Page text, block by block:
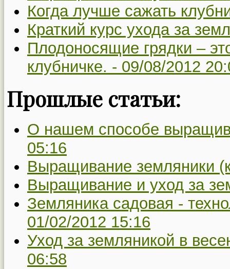
Когда лучше сажать
Краткий курс ухода за
Плодоносящие грядки –
клубничке. - 09/08/2012
Прошлые статьи:
О нашем способе
05:16
Выращивание земляники
Выращивание и уход за
Земляника садовая -
01/02/2012 15:16
Уход за земляникой в
06:58